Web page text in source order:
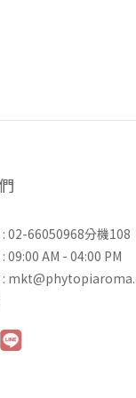
02-66050968分機108
09:00 AM - 04:00 PM
: